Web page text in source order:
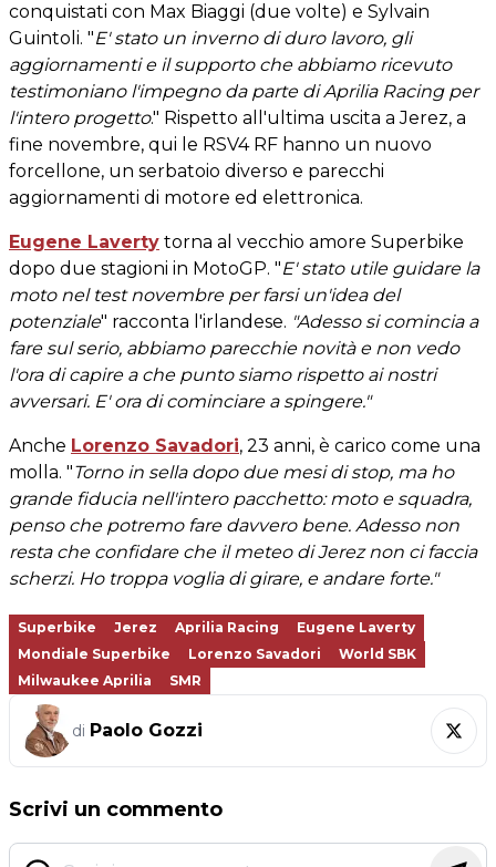
conquistati con Max Biaggi (due volte) e Sylvain
Guintoli. "E' stato un inverno di duro lavoro, gli
aggiornamenti e il supporto che abbiamo ricevuto
testimoniano l'impegno da parte di Aprilia Racing per
l'intero progetto." Rispetto all'ultima uscita a Jerez, a
fine novembre, qui le RSV4 RF hanno un nuovo
forcellone, un serbatoio diverso e parecchi
aggiornamenti di motore ed elettronica.
Eugene Laverty torna al vecchio amore Superbike
dopo due stagioni in MotoGP. "E' stato utile guidare la
moto nel test novembre per farsi un'idea del
potenziale" racconta l'irlandese. "Adesso si comincia a
fare sul serio, abbiamo parecchie novità e non vedo
l'ora di capire a che punto siamo rispetto ai nostri
avversari. E' ora di cominciare a spingere."
Anche Lorenzo Savadori, 23 anni, è carico come una
molla. "Torno in sella dopo due mesi di stop, ma ho
grande fiducia nell'intero pacchetto: moto e squadra,
penso che potremo fare davvero bene. Adesso non
resta che confidare che il meteo di Jerez non ci faccia
scherzi. Ho troppa voglia di girare, e andare forte."
Superbike Jerez Aprilia Racing
Eugene Laverty
Mondiale Superbike
Lorenzo Savadori
World SBK
Milwaukee Aprilia
SMR
di Paolo Gozzi
Scrivi un commento